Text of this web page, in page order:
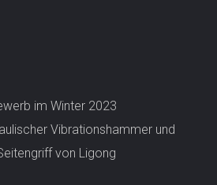
im Winter 2023
Vibrationshammer und
von Ligong